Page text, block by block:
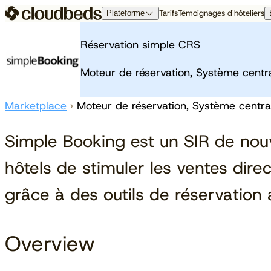
Plateforme TarifsTémoignages d'hôteliers
Pas votre PMS ordinaire. Le moteur de
croissance conçu pour votre ambition.
Opérations
Paiements
Distribution
Channel Manager
Moteur de réservation
Partenaires de distribution
Nous ne sommes pas là
pour vous aider à vous
pour vous aider à vous
libérer.
En savoir plus
À propos de nous
Revues
Événements
Réservation simple CRS
Moteur de réservation, Système
Marketplace › Moteur de réservation, Système
Simple Booking est un SIR de
hôtels de stimuler les ventes
grâce à des outils de réservation
Overview